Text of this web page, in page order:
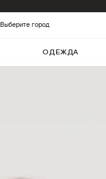
Выберите город
ОДЕЖДА